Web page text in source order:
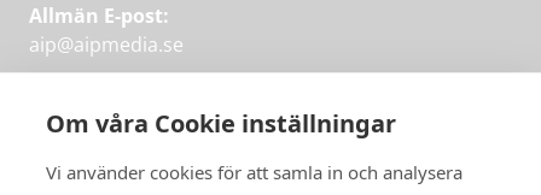
Om våra Cookie inställningar
Vi använder cookies för att samla in och analysera
Allmän E-post:
aip@aipmedia.se
aip@flowyinfo.seeller 08-1210 60 40.
Instagram
LinkedIn
Twitter
Facebook